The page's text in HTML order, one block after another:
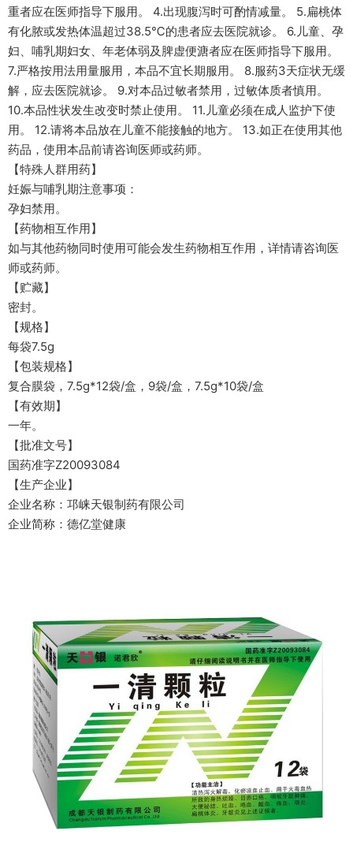
重者应在医师指导下服用。 4.出现腹泻时可酌情减量。 5.扁桃体
有化脓或发热体温超过38.5℃的患者应去医院就诊。 6.儿童、孕
妇、哺乳期妇女、年老体弱及脾虚便溏者应在医师指导下服用。
7.严格按用法用量服用，本品不宜长期服用。 8.服药3天症状无缓
解，应去医院就诊。 9.对本品过敏者禁用，过敏体质者慎用。
10.本品性状发生改变时禁止使用。 11.儿童必须在成人监护下使
用。 12.请将本品放在儿童不能接触的地方。 13.如正在使用其他
药品，使用本品前请咨询医师或药师。
【特殊人群用药】
妊娠与哺乳期注意事项：
孕妇禁用。
【药物相互作用】
如与其他药物同时使用可能会发生药物相互作用，详情请咨询医
师或药师。
【贮藏】
密封。
【规格】
每袋7.5g
【包装规格】
复合膜袋，7.5g*12袋/盒，9袋/盒，7.5g*10袋/盒
【有效期】
一年。
【批准文号】
国药准字Z20093084
【生产企业】
企业名称：邛崃天银制药有限公司
企业简称：德亿堂健康